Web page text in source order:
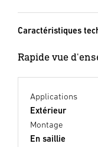
Caractéristiques
Rapide vue
Applications
Extérieur
Montage
En saillie